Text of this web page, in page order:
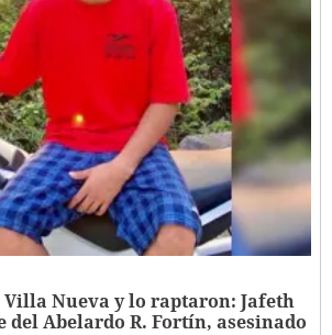
Nueva y lo raptaron: Jafeth
del Abelardo R. Fortín, asesinado